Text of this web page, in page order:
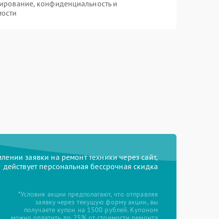
конфиденциальность и
заявки на ремонт техники через сайт,
действует персональная бессрочная скидка
*Условия акции предполагают, что отправляя
заявку через текущую форму акции, вы
получаете купон на 1500 рублей. Купоном